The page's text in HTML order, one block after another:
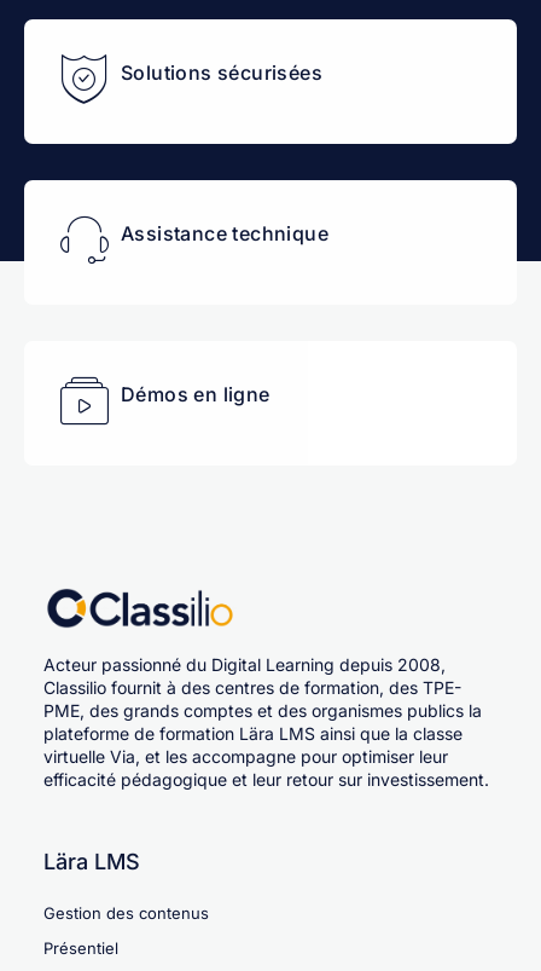
Solutions sécurisées
Assistance technique
Démos en ligne
Acteur passionné du Digital Learning depuis 2008,
Classilio fournit à des centres de formation, des TPE-
PME, des grands comptes et des organismes publics la
plateforme de formation Lära LMS ainsi que la classe
virtuelle Via, et les accompagne pour optimiser leur
efficacité pédagogique et leur retour sur investissement.
Lära LMS
Gestion des contenus
Présentiel